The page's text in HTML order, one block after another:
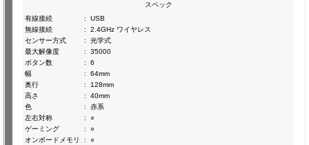
スペック
有線接続
:
USB
無線接続
:
2.4GHz ワイヤレス
センサー方式
:
光学式
最大解像度
:
35000
ボタン数
:
6
幅
:
64mm
奥行
:
128mm
高さ
:
40mm
色
:
赤系
左右対称
:
○
ゲーミング
:
○
オンボードメモリ
:
○